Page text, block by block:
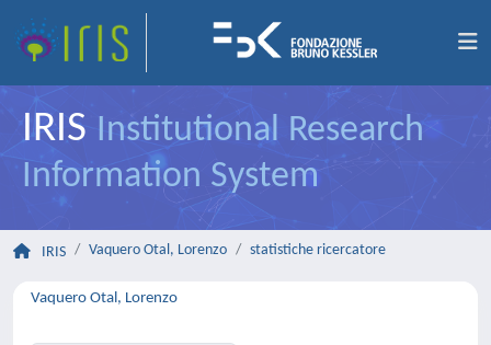
IRIS Institutional Research
Information System
IRIS Vaquero Otal, Lorenzo statistiche ricercatore
Vaquero Otal, Lorenzo